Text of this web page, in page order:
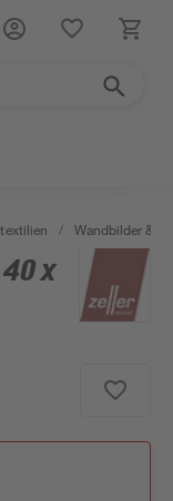
/ Wandbilder &
x